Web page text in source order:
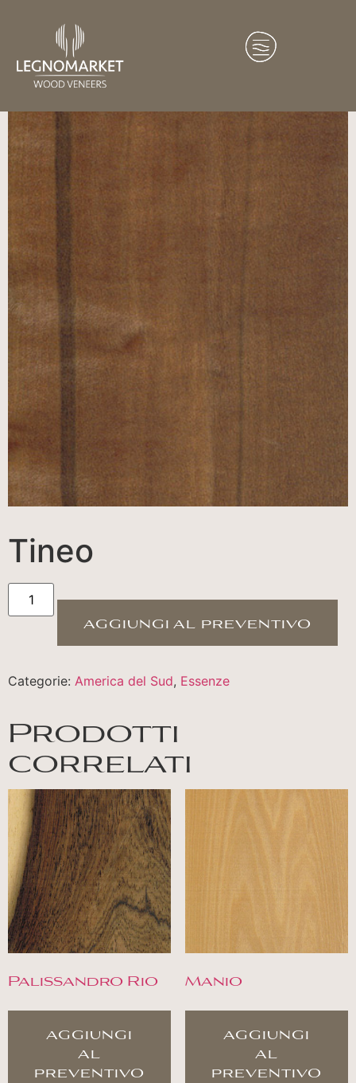
Tineo
aggiungi al preventivo
Categorie: America del Sud, Essenze
Prodotti
correlati
Palissandro Rio
aggiungi
al
preventivo
Manio
aggiungi
al
preventivo